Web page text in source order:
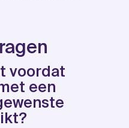
voordat
een